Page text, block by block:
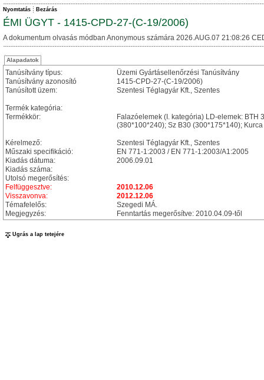
Nyomtatás Bezárás
ÉMI ÜGYT - 1415-CPD-27-(C-19/2006)
A dokumentum olvasás módban Anonymous számára 2026.AUG.07 21:08:26
Alapadatok
Tanúsítvány típus:
Üzemi Gyártásellenőrzési Tanúsítvány
Tanúsítvány azonosító
1415-CPD-27-(C-19/2006)
Tanúsított üzem:
Szentesi Téglagyár Kft., Szentes
Termék kategória:
Termékkör:
Falazóelemek (I. kategória) LD-elemek:
(380*100*240); Sz B30 (300*175*140);
Kérelmező:
Szentesi Téglagyár Kft., Szentes
Műszaki specifikáció:
EN 771-1:2003 / EN 771-1:2003/A1:2005
Kiadás dátuma:
2006.09.01
Kiadás száma:
Utolsó megerősítés:
Felfüggesztve:
2010.12.06
Visszavonva:
2012.12.06
Témafelelős:
Szegedi MÁ.
Megjegyzés:
Fenntartás megerősítve: 2010.04.09-től
Ugrás a lap tetejére